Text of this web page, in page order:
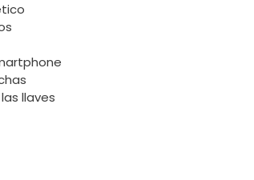
llaves